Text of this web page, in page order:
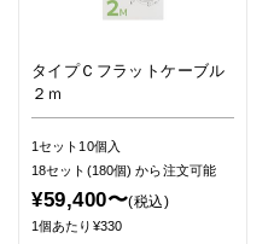
タイプＣフラットケーブル
２ｍ
1セット10個入
18セット(180個)から注文可能
¥59,400〜(税込)
1個あたり¥330